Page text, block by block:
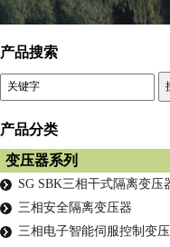
产品搜索
产品分类
变压器系列
SG SBK三相干式隔离变压
三相安全隔离变压器
三相电子智能伺服控制变